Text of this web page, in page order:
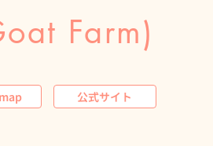
Farm)
公式サイト